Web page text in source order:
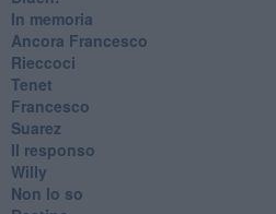
In memoria
​Ancora Francesco
Rieccoci
Tenet
Francesco
Suarez
​Il responso
Willy
Non lo so